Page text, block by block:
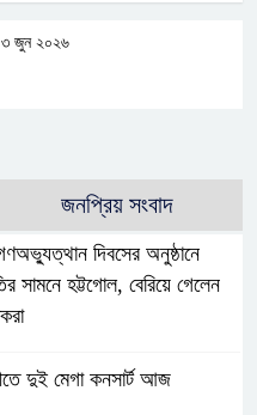
৩ জুন ২০২৬
জনপ্রিয় সংবাদ
দিবসের অনুষ্ঠানে
সামনে হট্টগোল, বেরিয়ে গেলেন
দুই মেগা কনসার্ট আজ